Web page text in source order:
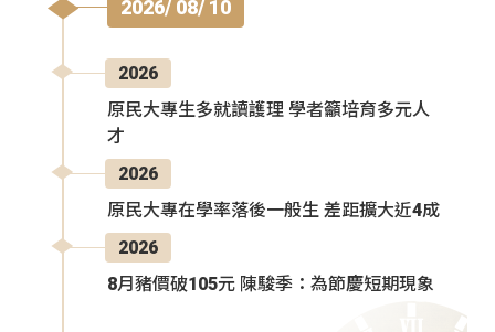
2026/ 08/ 10
2026
原民大專生多就讀護理 學者籲培育多元人
才
2026
原民大專在學率落後一般生 差距擴大近4成
2026
8月豬價破105元 陳駿季：為節慶短期現象